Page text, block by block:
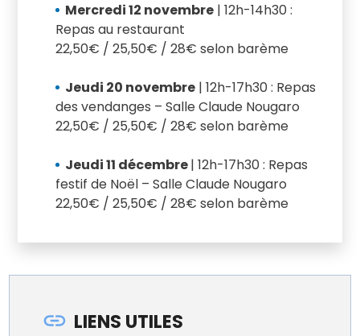
Mercredi 12 novembre| 12h-14h30 :
Repas au restaurant
22,50€ / 25,50€ / 28€ selon barème
Jeudi 20 novembre| 12h-17h30 : Repas
des vendanges – Salle Claude Nougaro
22,50€ / 25,50€ / 28€ selon barème
Jeudi 11 décembre| 12h-17h30 : Repas
festif de Noël – Salle Claude Nougaro
22,50€ / 25,50€ / 28€ selon barème
LIENS UTILES